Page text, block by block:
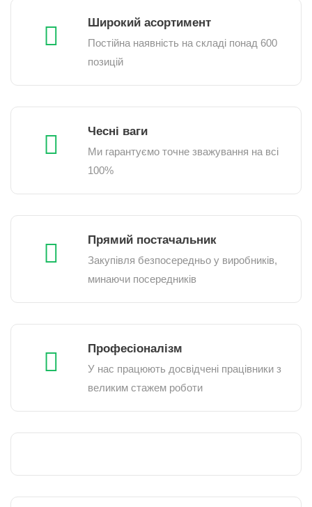
Широкий асортимент
Постійна наявність на складі понад 600
позицій
Чесні ваги
Ми гарантуємо точне зважування на всі
100%
Прямий постачальник
Закупівля безпосередньо у виробників,
минаючи посередників
Професіоналізм
У нас працюють досвідчені працівники з
великим стажем роботи